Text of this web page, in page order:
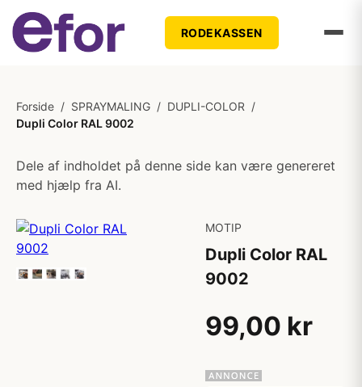
RODEKASSEN
Forside / SPRAYMALING / DUPLI-COLOR /
Dupli Color RAL 9002
Dele af indholdet på denne side kan være genereret
med hjælp fra AI.
MOTIP
Dupli Color RAL
9002
99,00 kr